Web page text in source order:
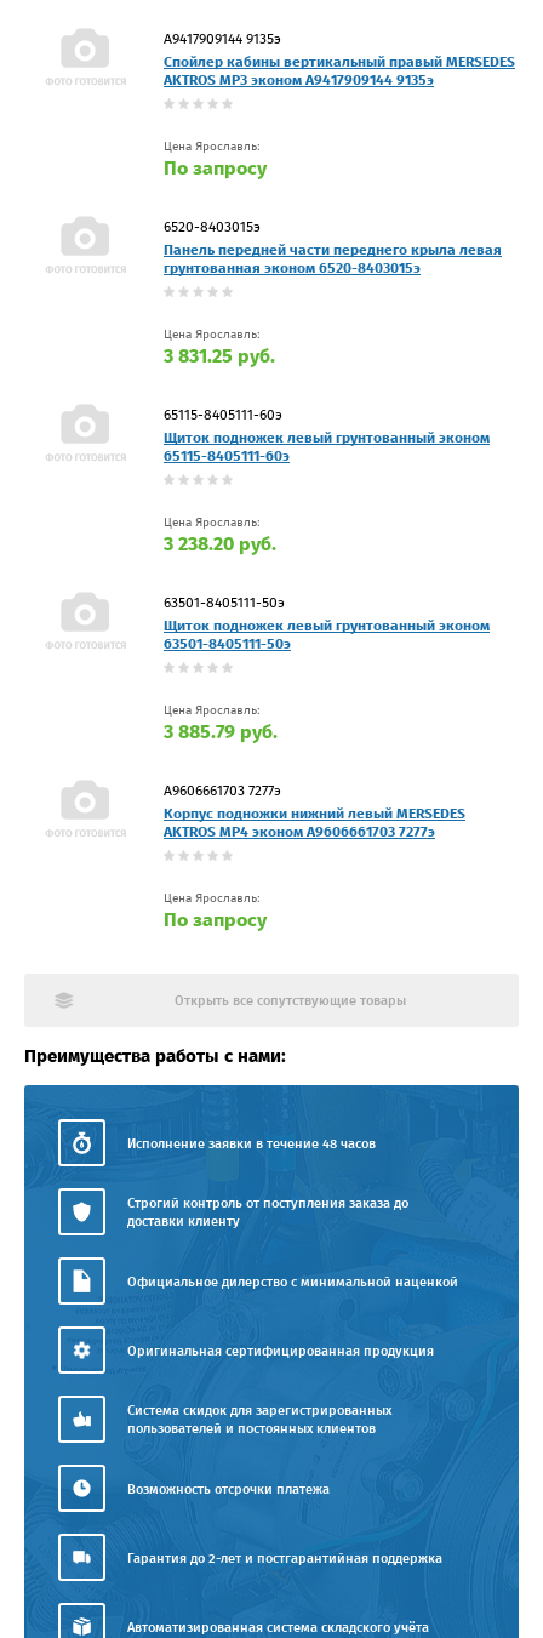
А9417909144 9135э
Спойлер кабины вертикальный правый MERSEDES
AKTROS MP3 эконом А9417909144 9135э
Цена Ярославль:
По запросу
6520-8403015э
Панель передней части переднего крыла левая
грунтованная эконом 6520-8403015э
Цена Ярославль:
3 831.25 руб.
65115-8405111-60э
Щиток подножек левый грунтованный эконом
65115-8405111-60э
Цена Ярославль:
3 238.20 руб.
63501-8405111-50э
Щиток подножек левый грунтованный эконом
63501-8405111-50э
Цена Ярославль:
3 885.79 руб.
А9606661703 7277э
Корпус подножки нижний левый MERSEDES
AKTROS MP4 эконом А9606661703 7277э
Цена Ярославль:
По запросу
Открыть все сопутствующие товары
Преимущества работы с нами:
Исполнение заявки в течение 48 часов
Строгий контроль от поступления заказа до
доставки клиенту
Официальное дилерство с минимальной наценкой
Оригинальная сертифицированная продукция
Система скидок для зарегистрированных
пользователей и постоянных клиентов
Возможность отсрочки платежа
Гарантия до 2-лет и постгарантийная поддержка
Автоматизированная система складского учёта